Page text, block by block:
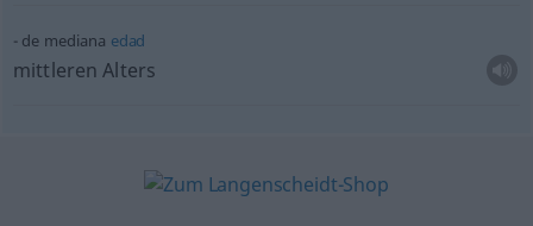
de mediana edad
mittleren Alters